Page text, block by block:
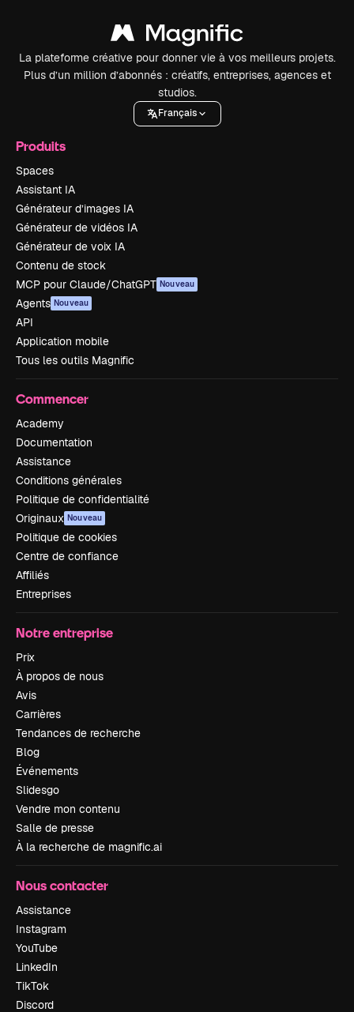
La plateforme créative pour donner vie à vos meilleurs projets.
Plus d’un million d’abonnés : créatifs, entreprises, agences et
studios.
Français
Produits
Spaces
Assistant IA
Générateur d’images IA
Générateur de vidéos IA
Générateur de voix IA
Contenu de stock
MCP pour Claude/ChatGPT Nouveau
Agents Nouveau
API
Application mobile
Tous les outils Magnific
Commencer
Academy
Documentation
Assistance
Conditions générales
Politique de confidentialité
Originaux Nouveau
Politique de cookies
Centre de confiance
Affiliés
Entreprises
Notre entreprise
Prix
À propos de nous
Avis
Carrières
Tendances de recherche
Blog
Événements
Slidesgo
Vendre mon contenu
Salle de presse
À la recherche de magnific.ai
Nous contacter
Assistance
Instagram
YouTube
LinkedIn
TikTok
Discord